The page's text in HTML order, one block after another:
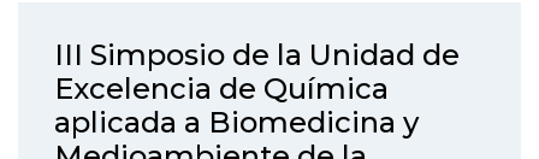
III Simposio de la Unidad de
Excelencia de Química
aplicada a Biomedicina y